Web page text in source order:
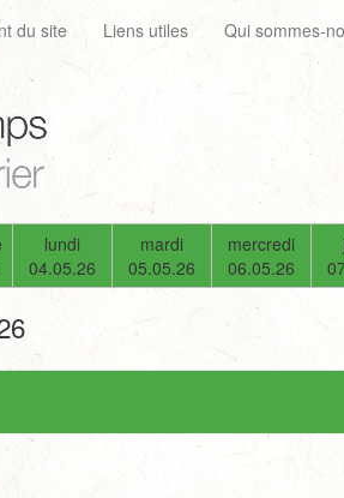
du site Liens utiles Qui sommes-
lundi
04.05.26
mardi
05.05.26
mercredi
06.05.26